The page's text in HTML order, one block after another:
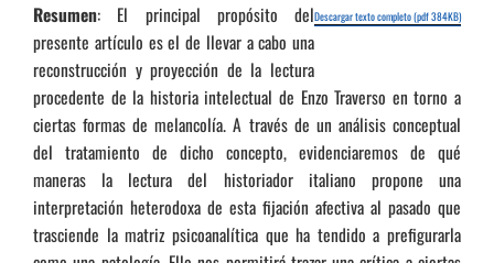
Descargar texto completo (pdf 384KB)
Resumen: El principal propósito del
presente artículo es el de llevar a cabo una
reconstrucción y proyección de la lectura
procedente de la historia intelectual de Enzo Traverso en torno a
ciertas formas de melancolía. A través de un análisis conceptual
del tratamiento de dicho concepto, evidenciaremos de qué
maneras la lectura del historiador italiano propone una
interpretación heterodoxa de esta fijación afectiva al pasado que
trasciende la matriz psicoanalítica que ha tendido a prefigurarla